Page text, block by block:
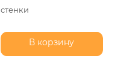
стенки
В корзину